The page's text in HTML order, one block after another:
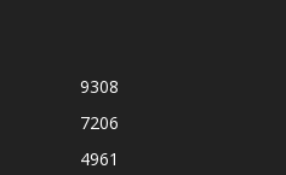
9308
7206
4961